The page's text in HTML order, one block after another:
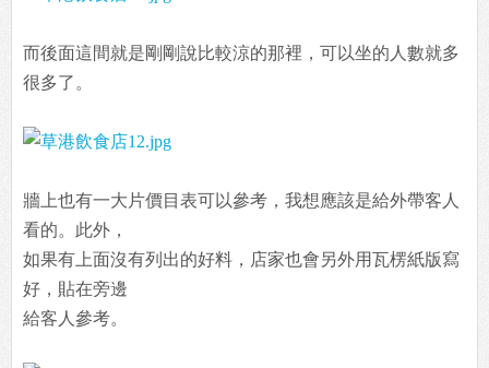
而後面這間就是剛剛說比較涼的那裡，可以坐的人數就多
很多了。
牆上也有一大片價目表可以參考，我想應該是給外帶客人
看的。此外，
如果有上面沒有列出的好料，店家也會另外用瓦楞紙版寫
好，貼在旁邊
給客人參考。